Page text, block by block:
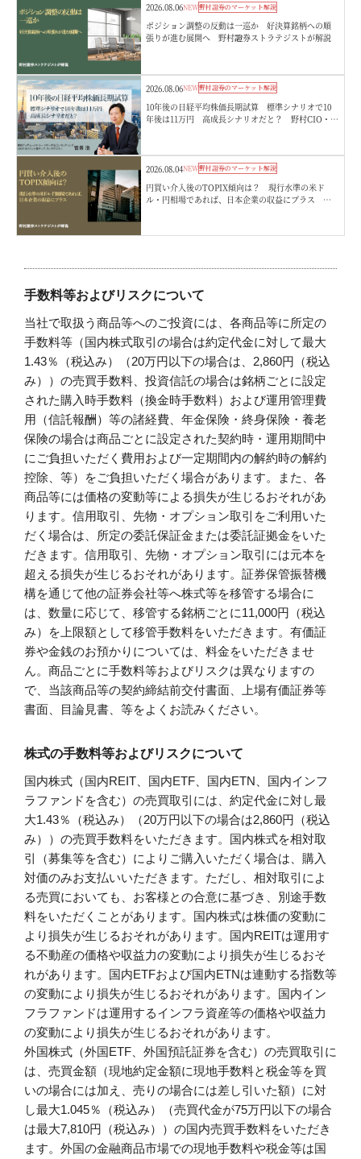
2026.08.06NEW野村證券のマーケット解説
ポジション調整の反動は一巡か 好決算銘柄への順
張りが進む展開へ 野村證券ストラテジストが解説
2026.08.06NEW野村證券のマーケット解説
10年後の日経平均株価長期試算 標準シナリオで10
年後は11万円 高成長シナリオだと？ 野村CIO・宮
2026.08.04NEW野村證券のマーケット解説
円買い介入後のTOPIX傾向は？ 現行水準の米ド
ル・円相場であれば、日本企業の収益にプラス 野
手数料等およびリスクについて
当社で取扱う商品等へのご投資には、各商品等に所定の
手数料等（国内株式取引の場合は約定代金に対して最大
1.43％（税込み）（20万円以下の場合は、2,860円（税込
み））の売買手数料、投資信託の場合は銘柄ごとに設定
された購入時手数料（換金時手数料）および運用管理費
用（信託報酬）等の諸経費、年金保険・終身保険・養老
保険の場合は商品ごとに設定された契約時・運用期間中
にご負担いただく費用および一定期間内の解約時の解約
控除、等）をご負担いただく場合があります。また、各
商品等には価格の変動等による損失が生じるおそれがあ
ります。信用取引、先物・オプション取引をご利用いた
だく場合は、所定の委託保証金または委託証拠金をいた
だきます。信用取引、先物・オプション取引には元本を
超える損失が生じるおそれがあります。証券保管振替機
構を通じて他の証券会社等へ株式等を移管する場合に
は、数量に応じて、移管する銘柄ごとに11,000円（税込
み）を上限額として移管手数料をいただきます。有価証
券や金銭のお預かりについては、料金をいただきませ
ん。商品ごとに手数料等およびリスクは異なりますの
で、当該商品等の契約締結前交付書面、上場有価証券等
書面、目論見書、等をよくお読みください。
株式の手数料等およびリスクについて
国内株式（国内REIT、国内ETF、国内ETN、国内インフ
ラファンドを含む）の売買取引には、約定代金に対し最
大1.43％（税込み）（20万円以下の場合は2,860円（税込
み））の売買手数料をいただきます。国内株式を相対取
引（募集等を含む）によりご購入いただく場合は、購入
対価のみお支払いいただきます。ただし、相対取引によ
る売買においても、お客様との合意に基づき、別途手数
料をいただくことがあります。国内株式は株価の変動に
より損失が生じるおそれがあります。国内REITは運用す
る不動産の価格や収益力の変動により損失が生じるおそ
れがあります。国内ETFおよび国内ETNは連動する指数等
の変動により損失が生じるおそれがあります。国内イン
フラファンドは運用するインフラ資産等の価格や収益力
の変動により損失が生じるおそれがあります。
外国株式（外国ETF、外国預託証券を含む）の売買取引に
は、売買金額（現地約定金額に現地手数料と税金等を買
いの場合には加え、売りの場合には差し引いた額）に対
し最大1.045％（税込み）（売買代金が75万円以下の場合
は最大7,810円（税込み））の国内売買手数料をいただき
ます。外国の金融商品市場での現地手数料や税金等は国